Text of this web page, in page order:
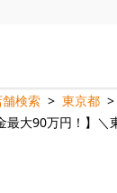
舗検索 東京都
最大90万円！】